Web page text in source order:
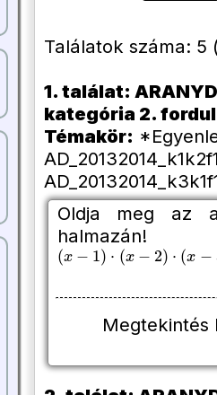
Találatok száma: 5
1. találat:
kategória 2.
Témakör:
Oldja meg az
halmazán!
(x−1)⋅(x−2)⋅( x− )